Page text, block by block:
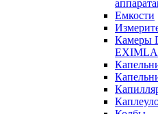
Емкости
Камеры